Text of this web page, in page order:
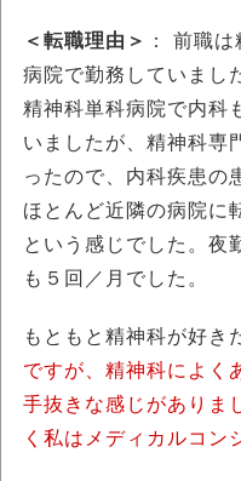
＜転職理由＞
： 前職
病院で勤務していまし
精神科単科病院で内科
いましたが、精神科専
ったので、内科疾患の
ほとんど近隣の病院に
という感じでした。夜
も５回／月でした。
もともと精神科が好き
ですが、精神科によく
手抜きな感じがありま
く私はメディカルコン